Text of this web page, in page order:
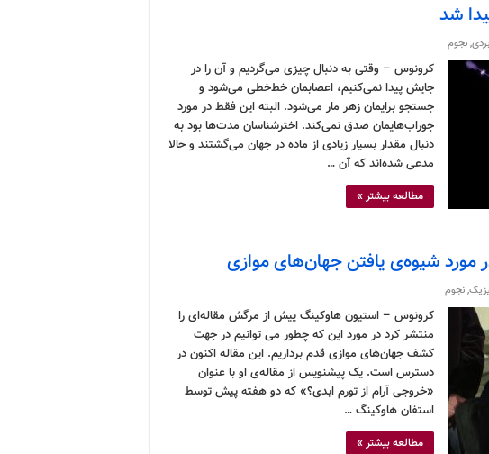
شد
,نجوم
کرونوس – وقتی به دنبال چیزی می‌گردیم و آن را در
جایش پیدا نمی‌کنیم، اعصابمان خط‌خطی می‌شود و
جستجو برایمان زهر مار می‌شود. البته این فقط در مورد
جوراب‌هایمان صدق نمی‌کند. اخترشناسان مدت‌ها بود به
دنبال مقدار بسیار زیادی از ماده در جهان می‌گشتند و حالا
مدعی شده‌اند که آن …
مطالعه بیشتر »
مورد شیوه‌ی یافتن جهان‌های موازی
,نجوم
کرونوس – استیون هاوکینگ پیش از مرگش مقاله‌ای را
منتشر کرد در مورد این که چطور می توانیم در جهت
کشف جهان‌های موازی قدم برداریم. این مقاله اکنون در
دسترس است. یک پیشنویس از مقاله‌ی او با عنوان
«خروجی آرام از تورم ابدی؟» که دو هفته پیش توسط
استفان هاوکینگ …
مطالعه بیشتر »